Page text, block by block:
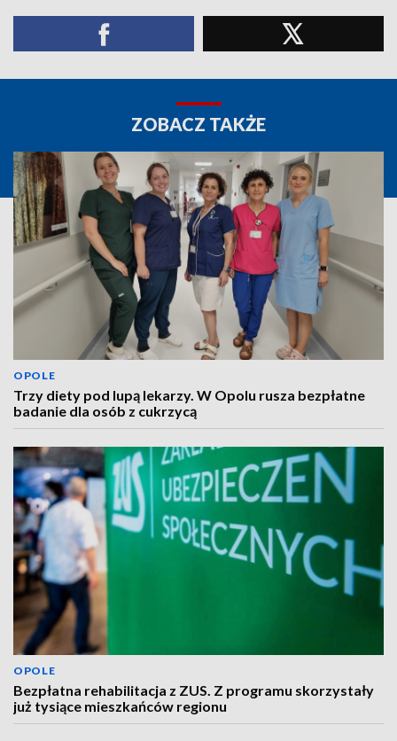
ZOBACZ TAKŻE
OPOLE
Trzy diety pod lupą lekarzy. W Opolu rusza bezpłatne
badanie dla osób z cukrzycą
OPOLE
Bezpłatna rehabilitacja z ZUS. Z programu skorzystały
już tysiące mieszkańców regionu